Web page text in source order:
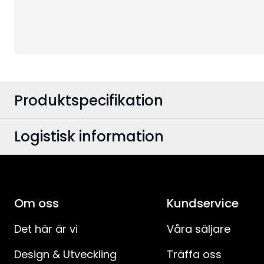
Produktspecifikation
Färg:
Höjd:
Användningsområde
Logistisk information
Artikelnummer
Om oss
Det här är vi
Design & Utveckling
Kundservice
Våra säljare
Träffa oss